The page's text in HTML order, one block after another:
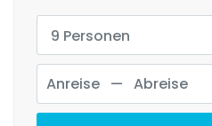
9 Personen